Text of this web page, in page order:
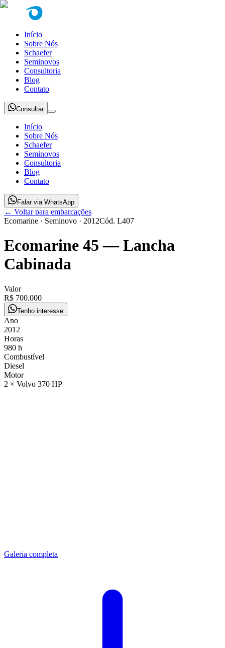
Início
Sobre Nós
Schaefer
Seminovos
Consultoria
Blog
Contato
Consultar
Início
Sobre Nós
Schaefer
Seminovos
Consultoria
Blog
Contato
Falar via WhatsApp
← Voltar para embarcações
Ecomarine · Seminovo · 2012Cód. L407
Ecomarine 45 —Lancha
Cabinada
Valor
R$ 700.000
Tenho interesse
Ano
2012
Horas
980 h
Combustível
Diesel
Motor
2 × Volvo 370 HP
Galeria completa